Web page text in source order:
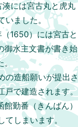
には宮古丸と虎丸
いました。
1650）には宮古と
御水主文書が書き始
。
の造船願いが提出さ
戸で建造されます。
勤番（きんばん）
しまいます。